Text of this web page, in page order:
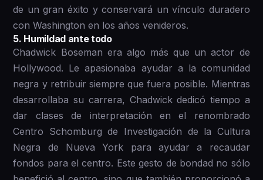
de un gran éxito y conservará un vínculo duradero
con Washington en los años venideros.
5 . Humildad ante todo
Chadwick Boseman era algo más que un actor de
Hollywood. Le apasionaba ayudar a la comunidad
negra y retribuir siempre que fuera posible. Mientras
desarrollaba su carrera, Chadwick dedicó tiempo a
dar clases de interpretación en el renombrado
Centro Schomburg de Investigación de la Cultura
Negra de Nueva York para ayudar a recaudar
fondos para el centro. Este gesto de bondad no sólo